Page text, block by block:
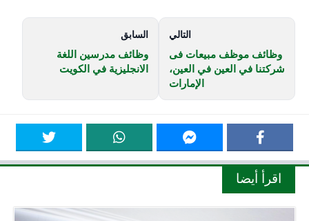
التالي
وظائف موظف مبيعات فى
شركتنا في العين في العين،
الإمارات
السابق
وظائف مدرسين اللغة
الانجليزية في الكويت
اقرأ أيضا